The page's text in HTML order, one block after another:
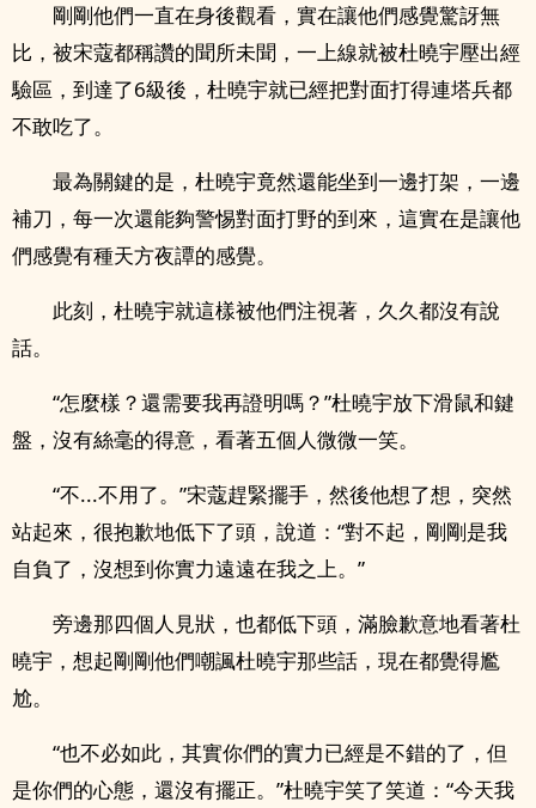
剛剛他們一直在身後觀看，實在讓他們感覺驚訝無
比，被宋蔻都稱讚的聞所未聞，一上線就被杜曉宇壓出經
驗區，到達了6級後，杜曉宇就已經把對面打得連塔兵都
不敢吃了。
最為關鍵的是，杜曉宇竟然還能坐到一邊打架，一邊
補刀，每一次還能夠警惕對面打野的到來，這實在是讓他
們感覺有種天方夜譚的感覺。
此刻，杜曉宇就這樣被他們注視著，久久都沒有說
話。
“怎麼樣？還需要我再證明嗎？”杜曉宇放下滑鼠和鍵
盤，沒有絲毫的得意，看著五個人微微一笑。
“不...不用了。”宋蔻趕緊擺手，然後他想了想，突然
站起來，很抱歉地低下了頭，說道：“對不起，剛剛是我
自負了，沒想到你實力遠遠在我之上。”
旁邊那四個人見狀，也都低下頭，滿臉歉意地看著杜
曉宇，想起剛剛他們嘲諷杜曉宇那些話，現在都覺得尷
尬。
“也不必如此，其實你們的實力已經是不錯的了，但
是你們的心態，還沒有擺正。”杜曉宇笑了笑道：“今天我